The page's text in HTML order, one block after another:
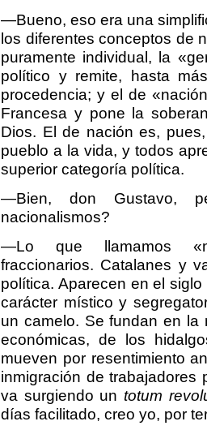
—Bueno, eso era una
los diferentes conceptos de
puramente individual, la
político y remite, hasta
procedencia; y el de
Francesa y pone la
Dios. El de nación es,
pueblo a la vida, y todos
superior categoría política.
—Bien, don Gustavo,
nacionalismos?
—Lo que llamamos
fraccionarios. Catalanes y
política. Aparecen en el
carácter místico y
un camelo. Se fundan en la
económicas, de los
mueven por resentimiento
inmigración de trabajadores
va surgiendo un totum
días facilitado, creo yo, por